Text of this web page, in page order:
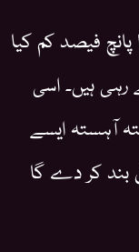
پانچ فیصد کم کیا
رہی ہیں۔ اسی
آہستہ ایسے
بند کر دے گا